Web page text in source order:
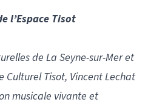
l’Espace Tisot
de La Seyne-sur-Mer et
Tisot, Vincent Lechat
musicale vivante et